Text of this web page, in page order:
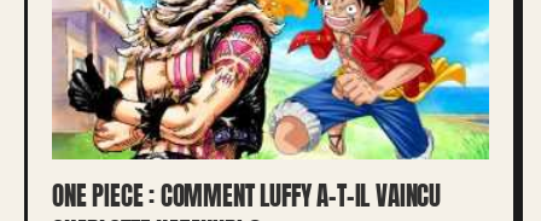
ONE PIECE : COMMENT LUFFY A-T-IL VAINCU